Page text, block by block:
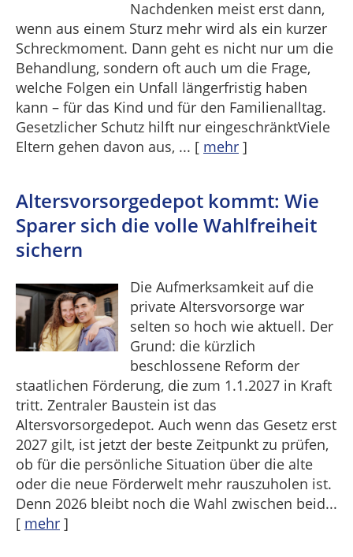
Nachdenken meist erst dann,
wenn aus einem Sturz mehr wird als ein kurzer
Schreckmoment. Dann geht es nicht nur um die
Behandlung, sondern oft auch um die Frage,
welche Folgen ein Unfall längerfristig haben
kann – für das Kind und für den Familienalltag.
Gesetzlicher Schutz hilft nur eingeschränktViele
Eltern gehen davon aus, ... [ mehr ]
Altersvorsorge­depot kommt: Wie
Sparer sich die volle Wahlfreiheit
sichern
Die Aufmerksamkeit auf die
private Altersvorsorge war
selten so hoch wie aktuell. Der
Grund: die kürzlich
beschlossene Reform der
staatlichen Förderung, die zum 1.1.2027 in Kraft
tritt. Zentraler Baustein ist das
Altersvorsorgedepot. Auch wenn das Gesetz erst
2027 gilt, ist jetzt der beste Zeitpunkt zu prüfen,
ob für die persönliche Situation über die alte
oder die neue Förderwelt mehr rauszuholen ist.
Denn 2026 bleibt noch die Wahl zwischen beid...
[ mehr ]